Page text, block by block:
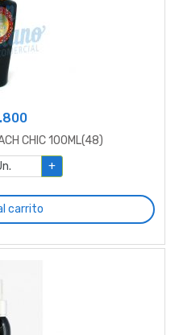
CHIC 100ML(48)
+
carrito